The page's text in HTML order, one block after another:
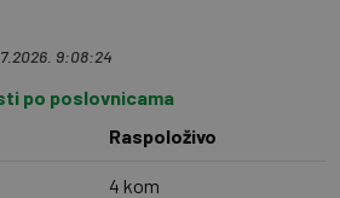
9:08:24
po poslovnicama
Raspoloživo
4 kom